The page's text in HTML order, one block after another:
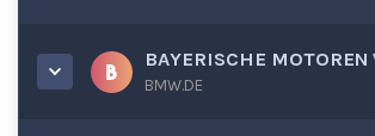
BAYERISCHE MOTOREN
BMW.DE